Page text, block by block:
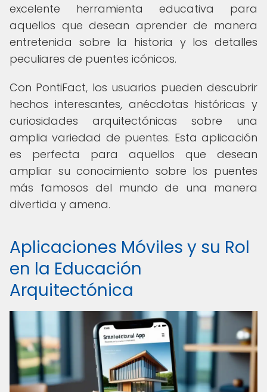
excelente herramienta educativa para
aquellos que desean aprender de manera
entretenida sobre la historia y los detalles
peculiares de puentes icónicos.
Con PontiFact, los usuarios pueden descubrir
hechos interesantes, anécdotas históricas y
curiosidades arquitectónicas sobre una
amplia variedad de puentes. Esta aplicación
es perfecta para aquellos que desean
ampliar su conocimiento sobre los puentes
más famosos del mundo de una manera
divertida y amena.
Aplicaciones Móviles y su Rol
en la Educación
Arquitectónica